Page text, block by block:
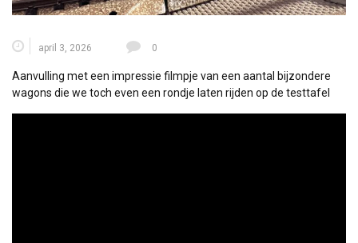
april 3, 2026 0
Aanvulling met een impressie filmpje van een aantal bijzondere
wagons die we toch even een rondje laten rijden op de testtafel